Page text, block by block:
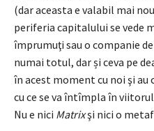
(dar aceasta e valabil mai
periferia capitalului se vede
împrumuţi sau o companie
numai totul, dar și ceva pe
în acest moment cu noi şi au
cu ce se va întîmpla în
Nu e nici Matrixşi nici o